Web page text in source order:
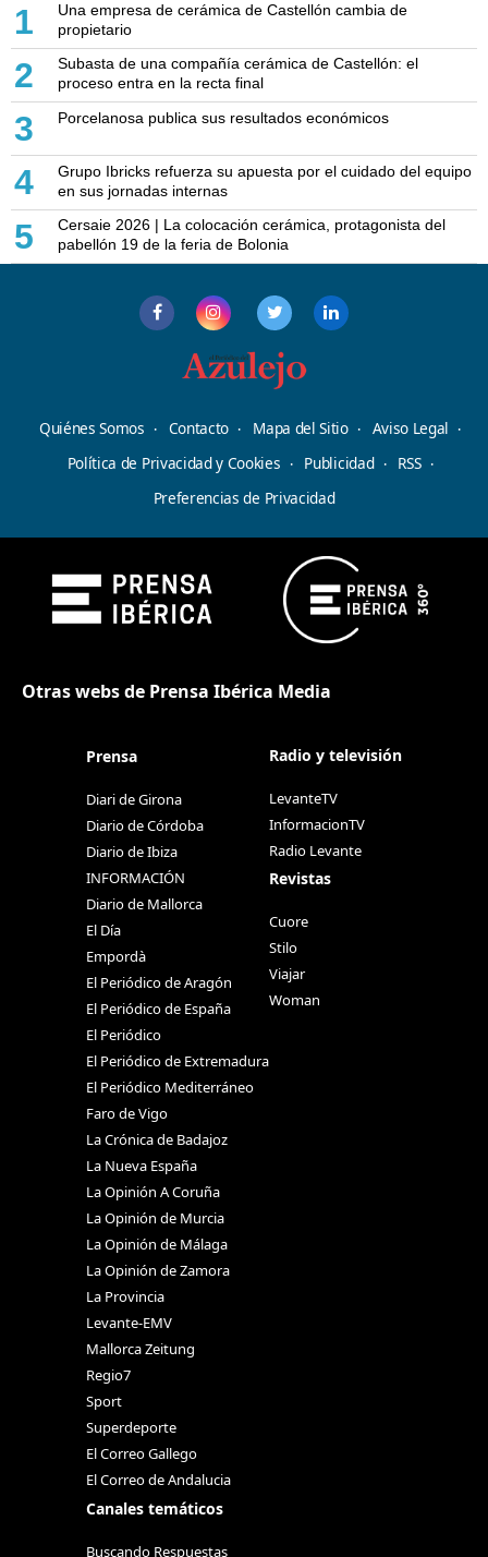
1
Una empresa de cerámica de Castellón cambia de
propietario
2
Subasta de una compañía cerámica de Castellón: el
proceso entra en la recta final
3 Porcelanosa publica sus resultados económicos
4
Grupo Ibricks refuerza su apuesta por el cuidado del equipo
en sus jornadas internas
5
Cersaie 2026 | La colocación cerámica, protagonista del
pabellón 19 de la feria de Bolonia
Quiénes Somos Contacto Mapa del Sitio
Aviso Legal
Política de Privacidad y Cookies
Publicidad
RSS
Preferencias de Privacidad
Otras webs de Prensa Ibérica Media
Prensa
Diari de Girona
Diario de Córdoba
Diario de Ibiza
INFORMACIÓN
Diario de Mallorca
El Día
Empordà
El Periódico de Aragón
El Periódico de España
El Periódico
El Periódico de Extremadura
El Periódico Mediterráneo
Faro de Vigo
La Crónica de Badajoz
La Nueva España
La Opinión A Coruña
La Opinión de Murcia
La Opinión de Málaga
La Opinión de Zamora
La Provincia
Levante-EMV
Mallorca Zeitung
Regio7
Sport
Superdeporte
El Correo Gallego
El Correo de Andalucia
Canales temáticos
Buscando Respuestas
Radio y televisión
LevanteTV
InformacionTV
Radio Levante
Revistas
Cuore
Stilo
Viajar
Woman